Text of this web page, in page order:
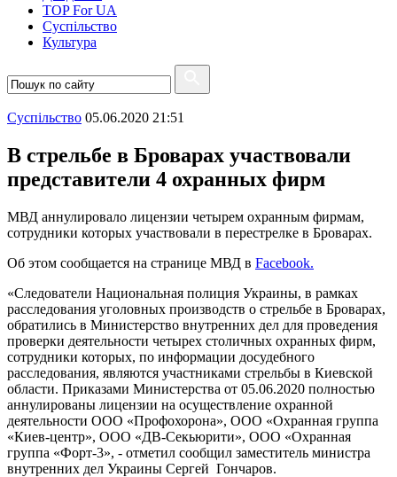
TOP For UA
Суспiльство
Культура
Суспiльство 05.06.2020 21:51
В стрельбе в Броварах участвовали
представители 4 охранных фирм
МВД аннулировало лицензии четырем охранным фирмам,
сотрудники которых участвовали в перестрелке в Броварах.
Об этом сообщается на странице МВД в Facebook.
«Следователи Национальная полиция Украины, в рамках
расследования уголовных производств о стрельбе в Броварах,
обратились в Министерство внутренних дел для проведения
проверки деятельности четырех столичных охранных фирм,
сотрудники которых, по информации досудебного
расследования, являются участниками стрельбы в Киевской
области. Приказами Министерства от 05.06.2020 полностью
аннулированы лицензии на осуществление охранной
деятельности ООО «Профохорона», ООО «Охранная группа
«Киев-центр», ООО «ДВ-Секьюрити», ООО «Охранная
группа «Форт-3», - отметил сообщил заместитель министра
внутренних дел Украины Сергей Гончаров.